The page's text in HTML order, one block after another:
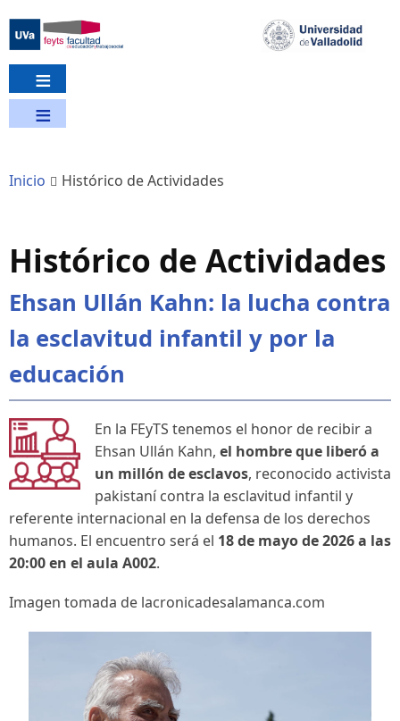
contenido
principal
Inicio Histórico de Actividades
Histórico de Actividades
Ehsan Ullán Kahn: la lucha contra
la esclavitud infantil y por la
educación
En la FEyTS tenemos el honor de recibir a
Ehsan Ullán Kahn, el hombre que liberó a
un millón de esclavos, reconocido activista
pakistaní contra la esclavitud infantil y
referente internacional en la defensa de los derechos
humanos. El encuentro será el 18 de mayo de 2026 a las
20:00 en el aula A002.
Imagen tomada de lacronicadesalamanca.com